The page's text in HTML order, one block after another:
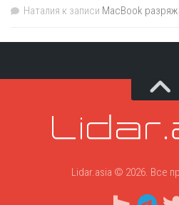
Наталия к записи MacBook
Lidar.asia © 2026. Все